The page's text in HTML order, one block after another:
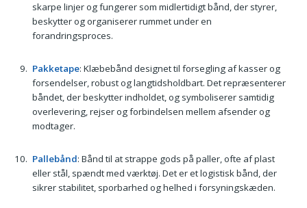
skarpe linjer og fungerer som midlertidigt bånd, der styrer,
beskytter og organiserer rummet under en
forandringsproces.
Pakketape: Klæbebånd designet til forsegling af kasser og
forsendelser, robust og langtidsholdbart. Det repræsenterer
båndet, der beskytter indholdet, og symboliserer samtidig
overlevering, rejser og forbindelsen mellem afsender og
modtager.
Pallebånd: Bånd til at strappe gods på paller, ofte af plast
eller stål, spændt med værktøj. Det er et logistisk bånd, der
sikrer stabilitet, sporbarhed og helhed i forsyningskæden.